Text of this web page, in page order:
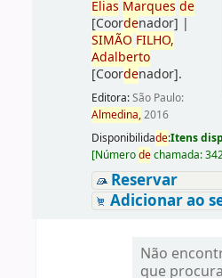
Elias Marques de
[Coordenador] |
SIMÃO FILHO,
Adalberto
[Coordenador].
Editora:São Paulo:
Almedina,2016
Disponibilidade:Itens
[Númerodechamada:
Reservar
Adicionar ao
Não
que